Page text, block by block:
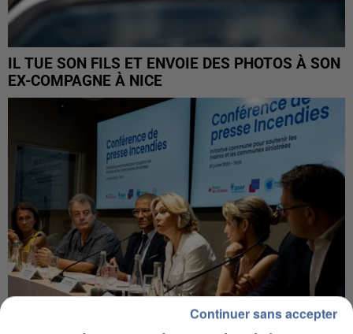
IL TUE SON FILS ET ENVOIE DES PHOTOS À SON
EX-COMPAGNE À NICE
Continuer sans accepter